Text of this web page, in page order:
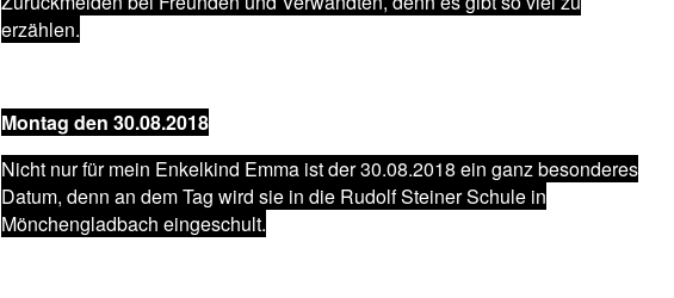
erzählen.
Montag den 30.08.2018
Nicht nur für mein Enkelkind Emma ist der 30.08.2018 ein ganz besonderes
Datum, denn an dem Tag wird sie in die Rudolf Steiner Schule in
Mönchengladbach eingeschult.